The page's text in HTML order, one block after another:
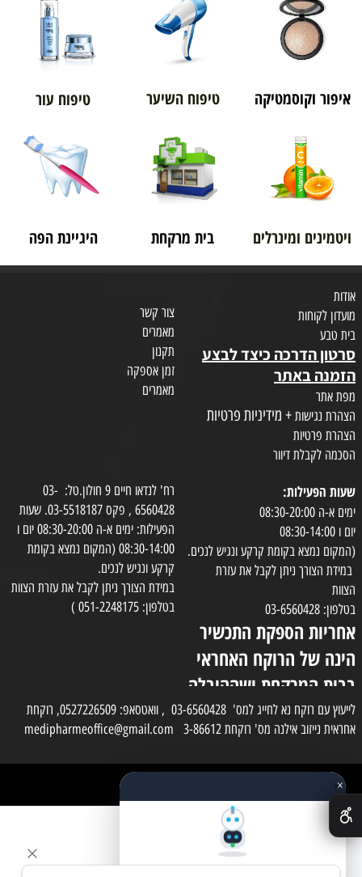
איפור וקוסמטיקה טיפוח השיער טיפוח עור
ויטמינים ומינרלים בית מרקחת היגיינת הפה
אודות
מועדון לקוחות
בית טבע
סרטון הדרכה כיצד לבצע
הזמנה באתר
מפת אתר
הצהרת נגישות + מידיניות פרטיות
הצהרת פרטיות
הסכמה לקבלת דיוור
צור קשר
מאמרים
תקנון
זמן אספקה
מאמרים
שעות הפעילות:
ימים א-ה 08:30-20:00
יום ו 08:30-14:00
(המקום נמצא בקומת קרקע ונגיש לנכים.
במידת הצורך ניתן לקבל את עזרת
הצוות
בטלפון: 03-6560428
אחריות הספקת התכשיר
הינה של הרוקח האחראי
בבית המרקחת ושההובלה
בפועל תעשה בעזרת
השליח
רח' לנדאו חיים 9 חולון.טל: 03-
6560428 , פקס 03-5518187. שעות
הפעילות: ימים א-ה 08:30-20:00 יום ו
08:30-14:00 (המקום נמצא בקומת
קרקע ונגיש לנכים.
במידת הצורך ניתן לקבל את עזרת הצוות
בטלפון: 051-2248175 )
לייעוץ עם רוקח נא לחייג למס' 03-6560428 , וואטסאפ: 0527226509, רוקחת
אחראית נייזוב אילנה מס' רוקחת 3-86612 medipharmeoffice@gmail.com
✕×